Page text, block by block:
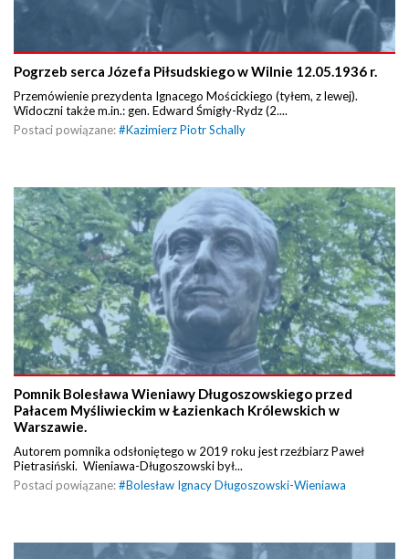
Pogrzeb serca Józefa Piłsudskiego w Wilnie 12.05.1936 r.
Przemówienie prezydenta Ignacego Mościckiego (tyłem, z lewej).
Widoczni także m.in.: gen. Edward Śmigły-Rydz (2....
Postaci powiązane:#Kazimierz Piotr Schally
Pomnik Bolesława Wieniawy Długoszowskiego przed
Pałacem Myśliwieckim w Łazienkach Królewskich w
Warszawie.
Autorem pomnika odsłoniętego w 2019 roku jest rzeźbiarz Paweł
Pietrasiński. Wieniawa-Długoszowski był...
Postaci powiązane:#Bolesław Ignacy Długoszowski-Wieniawa